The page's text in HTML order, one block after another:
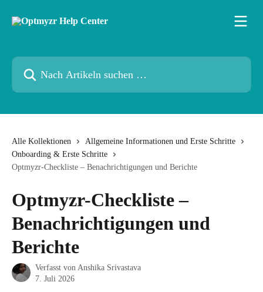
Nach Artikeln suchen …
Alle Kollektionen
Allgemeine Informationen und Erste Schritte
Onboarding & Erste Schritte
Optmyzr-Checkliste – Benachrichtigungen und Berichte
Optmyzr-Checkliste –
Benachrichtigungen und
Berichte
Verfasst von Anshika Srivastava
7. Juli 2026